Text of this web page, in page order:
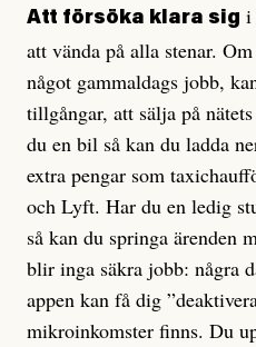
Att försöka klara sig i
att vända på alla stenar.
något gammaldags jobb,
tillgångar, att sälja på
du en bil så kan du ladda
extra pengar som
och Lyft. Har du en ledig
så kan du springa ärenden
blir inga säkra jobb: några
appen kan få dig
mikroinkomster finns. Du